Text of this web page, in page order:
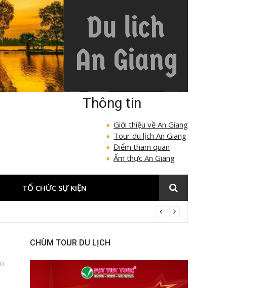
Thông tin
Giới thiệu về An Giang
Tour du lịch An Giang
Điểm tham quan
Ẩm thực An Giang
TỔ CHỨC SỰ KIỆN
0
CHÙM TOUR DU LỊCH